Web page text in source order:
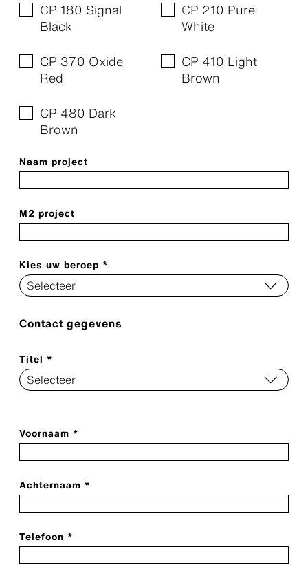
CP 180 Signal
Black
CP 210 Pure
White
CP 370 Oxide
Red
CP 410 Light
Brown
CP 480 Dark
Brown
Naam project
M2 project
Kies uw beroep *
Contact gegevens
Titel *
Voornaam *
Achternaam *
Telefoon *